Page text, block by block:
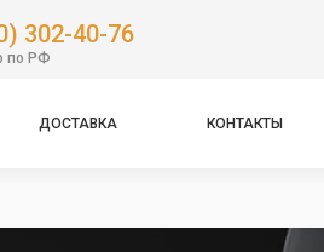
302-40-76
по РФ
ДОСТАВКА КОНТАКТЫ